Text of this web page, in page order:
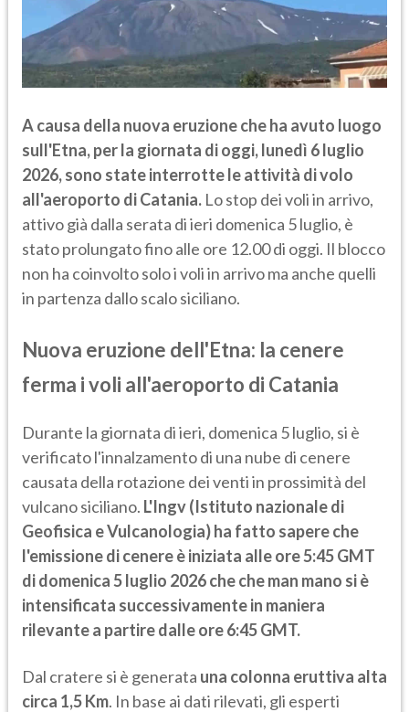
A causa della nuova eruzione che ha avuto luogo
sull'Etna, per la giornata di oggi, lunedì 6 luglio
2026, sono state interrotte le attività di volo
all'aeroporto di Catania. Lo stop dei voli in arrivo,
attivo già dalla serata di ieri domenica 5 luglio, è
stato prolungato fino alle ore 12.00 di oggi. Il blocco
non ha coinvolto solo i voli in arrivo ma anche quelli
in partenza dallo scalo siciliano.
Nuova eruzione dell'Etna: la cenere
ferma i voli all'aeroporto di Catania
Durante la giornata di ieri, domenica 5 luglio, si è
verificato l'innalzamento di una nube di cenere
causata della rotazione dei venti in prossimità del
vulcano siciliano. L'Ingv (Istituto nazionale di
Geofisica e Vulcanologia) ha fatto sapere che
l'emissione di cenere è iniziata alle ore 5:45 GMT
di domenica 5 luglio 2026 che che man mano si è
intensificata successivamente in maniera
rilevante a partire dalle ore 6:45 GMT.
Dal cratere si è generata una colonna eruttiva alta
circa 1,5 Km. In base ai dati rilevati, gli esperti